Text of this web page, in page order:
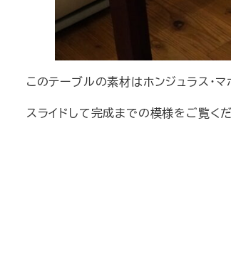
このテーブルの素材はホンジュラス・
スライドして完成までの模様をご覧く